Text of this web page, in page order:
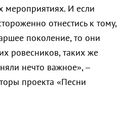
мероприятиях. И если
отнестись к тому,
поколение, то они
ровесников, таких же
нечто важное», –
проекта «Песни